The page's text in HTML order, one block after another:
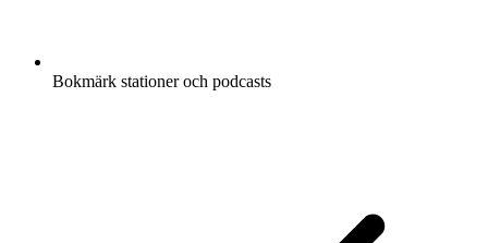
Bokmärk stationer och podcasts